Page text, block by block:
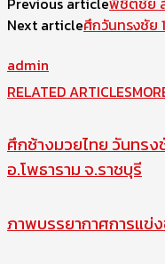
Next articleศึกวันทรงชัย
admin
RELATED ARTICLES
ศึกช้างมวยไทย วันทร
อ.โพธาราม จ.ราชบุรี
ภาพบรรยากาศการแข่